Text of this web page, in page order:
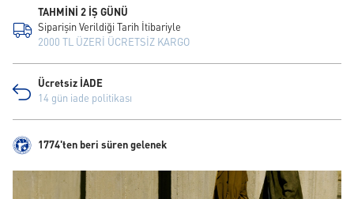
TAHMİNİ 2 İŞ GÜNÜ
Siparişin Verildiği Tarih İtibariyle
2000 TL ÜZERİ ÜCRETSİZ KARGO
Ücretsiz İADE
14 gün iade politikası
1774'ten beri süren gelenek